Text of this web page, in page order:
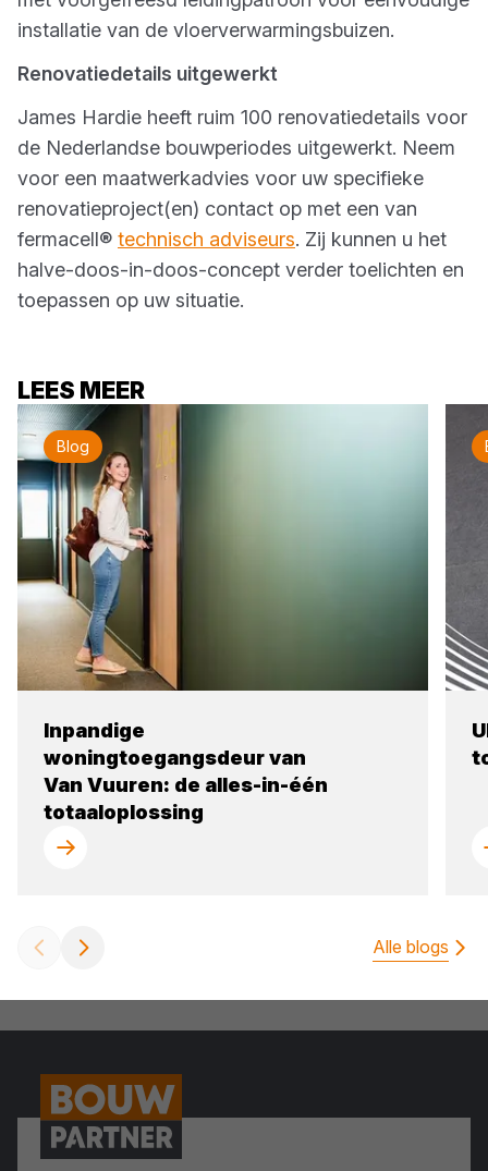
installatie van de vloerverwarmingsbuizen.
Renovatiedetails uitgewerkt
James Hardie heeft ruim 100 renovatiedetails voor
de Nederlandse bouwperiodes uitgewerkt. Neem
voor een maatwerkadvies voor uw specifieke
renovatieproject(en) contact op met een van
fermacell® technisch adviseurs. Zij kunnen u het
halve-doos-in-doos-concept verder toelichten en
toepassen op uw situatie.
LEES MEER
Blog
Inpandige
woningtoegangsdeur van
Van Vuuren: de alles-in-één
totaaloplossing
Alle blogs